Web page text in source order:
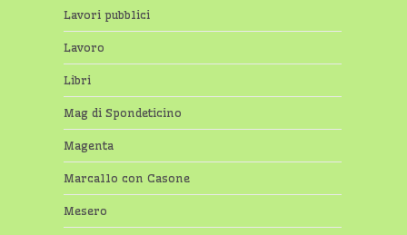
Lavori pubblici
Lavoro
Libri
Mag di Spondeticino
Magenta
Marcallo con Casone
Mesero